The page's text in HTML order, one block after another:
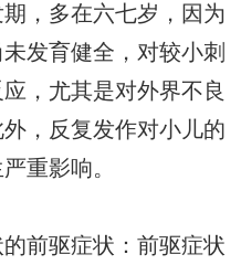
，多在六七岁，因为
发育健全，对较小刺
，尤其是对外界不良
，反复发作对小儿的
重影响。
前驱症状：前驱症状